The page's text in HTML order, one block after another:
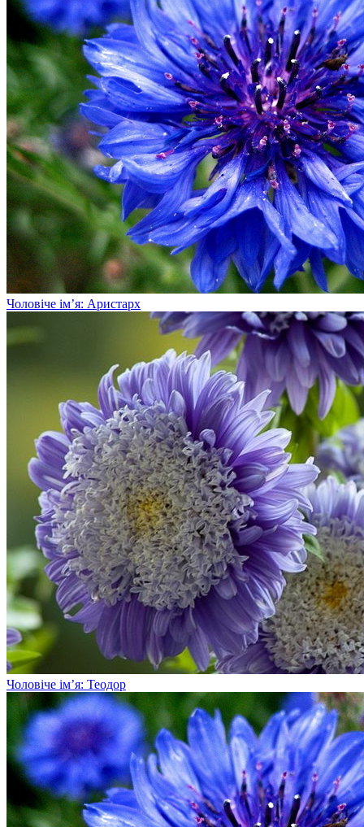
Чоловіче ім’я: Аристарх
Чоловіче ім’я: Теодор